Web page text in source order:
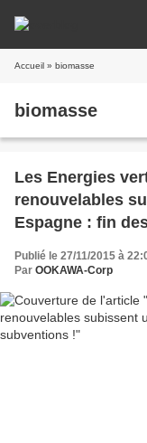
Accueil » biomasse
biomasse
Les Energies
renouvelables
Espagne : fin
Publié le 27/11/2015 à
Par OOKAWA-Corp